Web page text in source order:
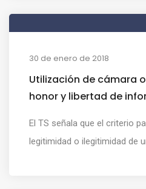
30 de enero de 2018
Utilización de cámara
honor y libertad de
El TS señala que el criterio
legitimidad o ilegitimidad de